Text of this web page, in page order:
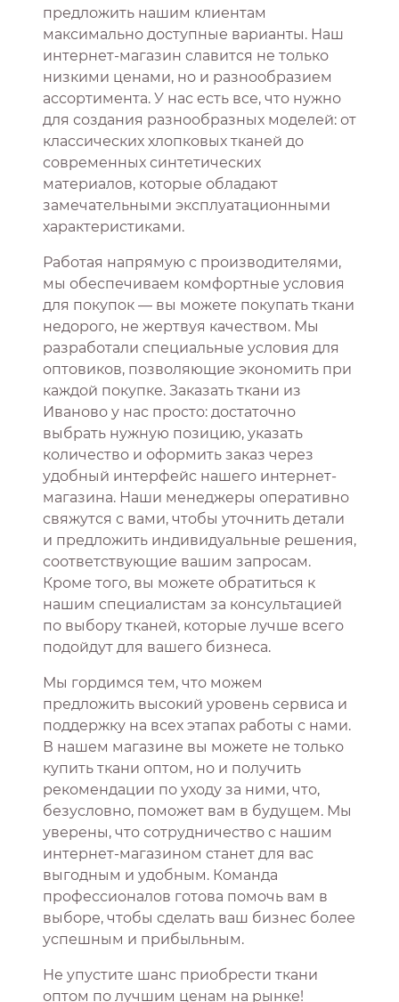
предложить нашим клиентам
максимально доступные варианты. Наш
интернет-магазин славится не только
низкими ценами, но и разнообразием
ассортимента. У нас есть все, что нужно
для создания разнообразных моделей: от
классических хлопковых тканей до
современных синтетических
материалов, которые обладают
замечательными эксплуатационными
характеристиками.
Работая напрямую с производителями,
мы обеспечиваем комфортные условия
для покупок — вы можете покупать ткани
недорого, не жертвуя качеством. Мы
разработали специальные условия для
оптовиков, позволяющие экономить при
каждой покупке. Заказать ткани из
Иваново у нас просто: достаточно
выбрать нужную позицию, указать
количество и оформить заказ через
удобный интерфейс нашего интернет-
магазина. Наши менеджеры оперативно
свяжутся с вами, чтобы уточнить детали
и предложить индивидуальные решения,
соответствующие вашим запросам.
Кроме того, вы можете обратиться к
нашим специалистам за консультацией
по выбору тканей, которые лучше всего
подойдут для вашего бизнеса.
Мы гордимся тем, что можем
предложить высокий уровень сервиса и
поддержку на всех этапах работы с нами.
В нашем магазине вы можете не только
купить ткани оптом, но и получить
рекомендации по уходу за ними, что,
безусловно, поможет вам в будущем. Мы
уверены, что сотрудничество с нашим
интернет-магазином станет для вас
выгодным и удобным. Команда
профессионалов готова помочь вам в
выборе, чтобы сделать ваш бизнес более
успешным и прибыльным.
Не упустите шанс приобрести ткани
оптом по лучшим ценам на рынке!